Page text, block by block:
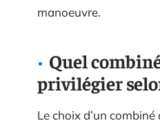
manoeuvre.
Quel
privilégier
Le choix d’un